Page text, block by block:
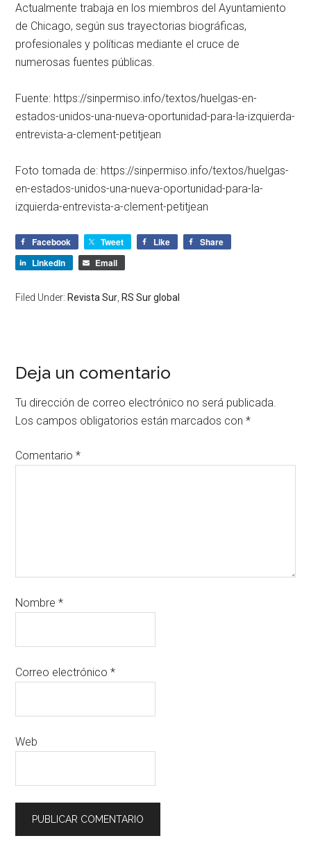
Actualmente trabaja en los miembros del Ayuntamiento
de Chicago, según sus trayectorias biográficas,
profesionales y políticas mediante el cruce de
numerosas fuentes públicas.
Fuente: https://sinpermiso.info/textos/huelgas-en-
estados-unidos-una-nueva-oportunidad-para-la-izquierda-
entrevista-a-clement-petitjean
Foto tomada de: https://sinpermiso.info/textos/huelgas-
en-estados-unidos-una-nueva-oportunidad-para-la-
izquierda-entrevista-a-clement-petitjean
Facebook Tweet Like
Share
LinkedIn
Email
Filed Under: Revista Sur RS Sur global
Deja un comentario
Tu dirección de correo electrónico no será publicada.
Los campos obligatorios están marcados con*
Comentario*
Nombre*
Correo electrónico*
Web